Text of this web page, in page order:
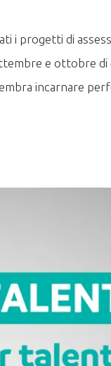
i progetti di
e ottobre di
incarnare